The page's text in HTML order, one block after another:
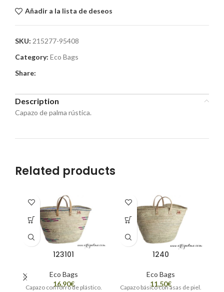
Añadir a la lista de deseos
SKU: 215277-95408
Category: Eco Bags
Share:
Description
Capazo de palma rústica.
Related products
123101
Eco Bags
€
Capazo con forro de plástico.
1240
Eco Bags
€
Capazo básico con asas de piel.